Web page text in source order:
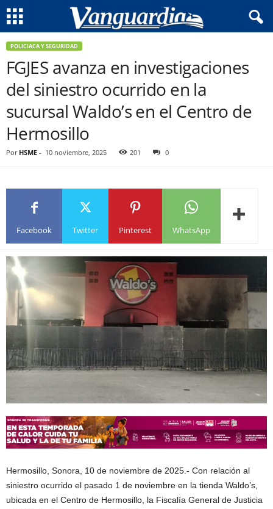
POLICIACA Y SEGURIDAD
FGJES avanza en investigaciones
del siniestro ocurrido en la
sucursal Waldo’s en el Centro de
Hermosillo
Por HSME - 10 noviembre, 2025 201 0
Facebook Twitter Pinterest WhatsApp
Hermosillo, Sonora, 10 de noviembre de 2025.- Con relación al
siniestro ocurrido el pasado 1 de noviembre en la tienda Waldo’s,
ubicada en el Centro de Hermosillo, la Fiscalía General de Justicia